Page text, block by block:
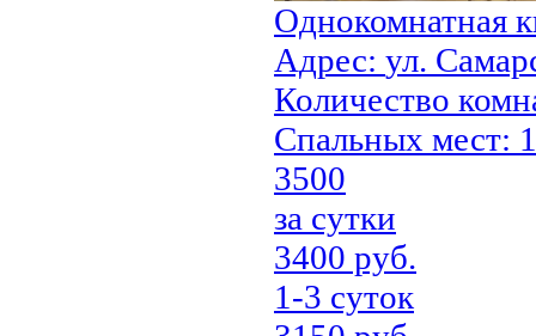
Однокомнатная
Адрес: ул.
Количество
Cпальных мест:
3500
за сутки
3400 руб.
1-3 суток